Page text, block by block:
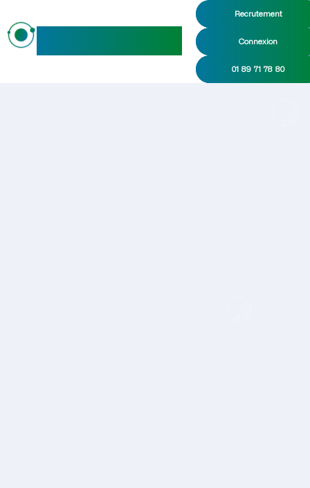
Recrutement
Connexion
01 89 71 78 80